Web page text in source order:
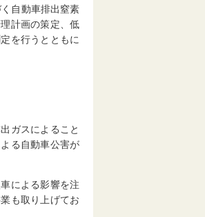
自動車排出窒素
計画の策定、低
を行うとともに
ガスによること
る自動車公害が
による影響を注
も取り上げてお